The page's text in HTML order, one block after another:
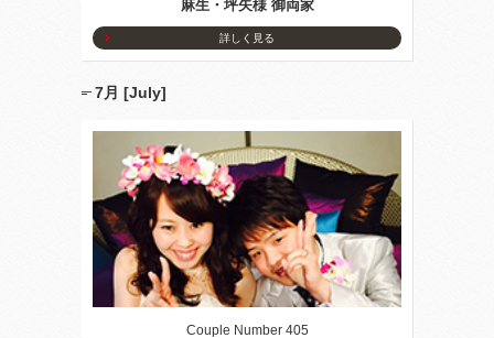
麻生・坪矢様 御両家
詳しく見る
7月 [July]
Couple Number 405